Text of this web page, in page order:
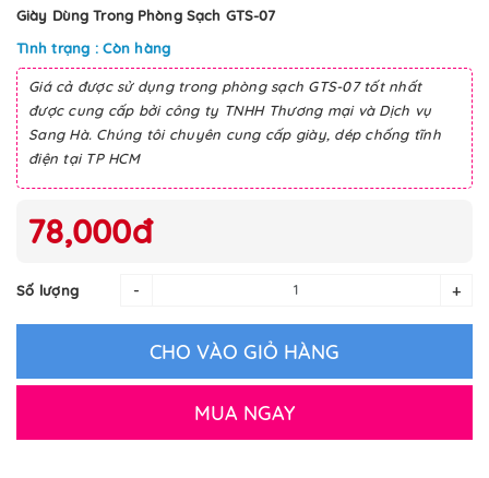
Giày Dùng Trong Phòng Sạch GTS-07
Tình trạng : Còn hàng
Giá cả được sử dụng trong phòng sạch GTS-07 tốt nhất
được cung cấp bởi công ty TNHH Thương mại và Dịch vụ
Sang Hà. Chúng tôi chuyên cung cấp giày, dép chống tĩnh
điện tại TP HCM
78,000đ
Số lượng - +
CHO VÀO GIỎ HÀNG
MUA NGAY